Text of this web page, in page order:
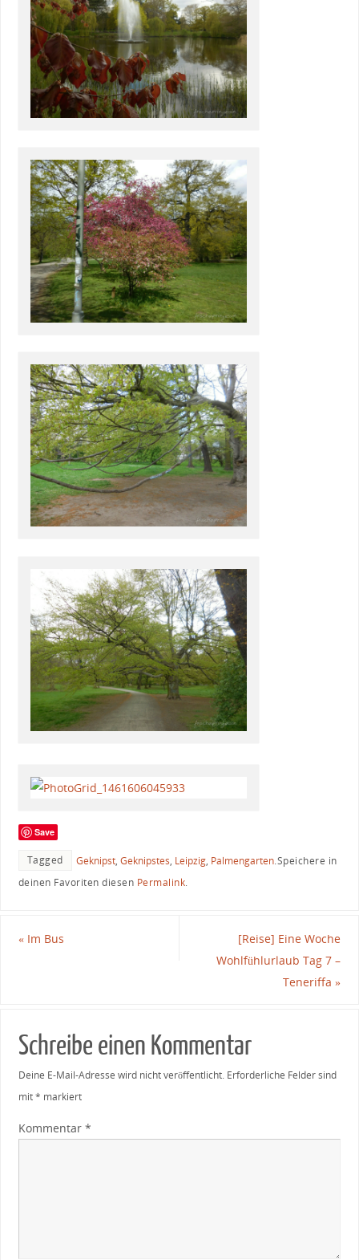
Save
Tagged Geknipst, Geknipstes, Leipzig, Palmengarten.Speichere in
deinen Favoriten diesen Permalink.
«Im Bus
[Reise] Eine Woche
Wohlfühlurlaub Tag 7 –
Teneriffa»
Schreibe einen Kommentar
Deine E-Mail-Adresse wird nicht veröffentlicht. Erforderliche Felder sind
mit* markiert
Kommentar *